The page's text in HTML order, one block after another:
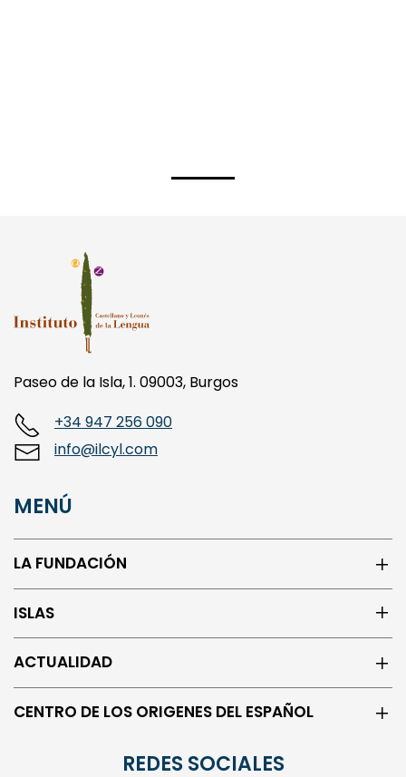
Paseo de la Isla, 1. 09003, Burgos
info@ilcyl.com
LA FUNDACIÓN
ISLAS
ACTUALIDAD
CENTRO DE LOS ORIGENES DEL ESPAÑOL